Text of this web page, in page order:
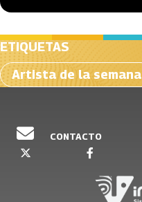
ETIQUETAS
Artista de la semana
CONTACTO